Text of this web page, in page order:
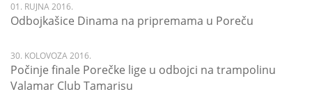
01. RUJNA 2016.
Odbojkašice Dinama na pripremama u Poreču
30. KOLOVOZA 2016.
Počinje finale Porečke lige u odbojci na trampolinu
Valamar Club Tamarisu